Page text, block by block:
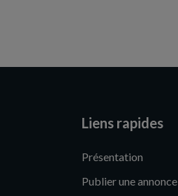
Liens rapides
Présentation
Publier une annonce